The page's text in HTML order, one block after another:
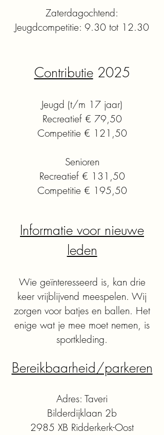
Zaterdagochtend:
Jeugdcompetitie: 9.30 tot 12.30
Contributie2025
Jeugd (t/m 17 jaar)
Recreatief € 79,50
Competitie € 121,50
Senioren
Recreatief € 131,50
Competitie € 195,50
Informatie voor nieuwe
leden
Wie geïnteresseerd is, kan drie
keer vrijblijvend meespelen. Wij
zorgen voor batjes en ballen. Het
enige wat je mee moet nemen, is
sportkleding.
Bereikbaarheid/parkeren
Adres: Taveri​
Bilderdijklaan 2b
2985 XB Ridderkerk-Oost